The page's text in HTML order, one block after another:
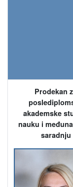
Prodekan
akademske
nauku i
saradnju